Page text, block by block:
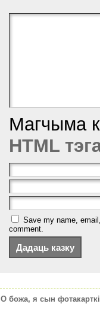
Магчыма
HTML
Save my name,
comment.
О божа, я сын